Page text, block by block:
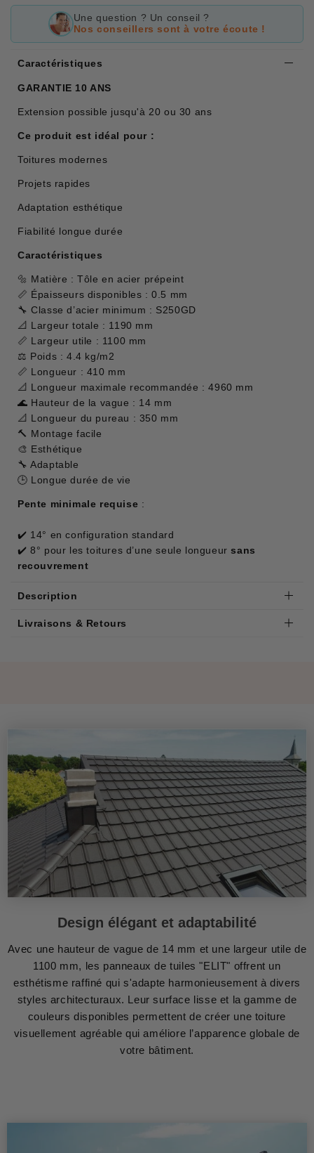
Une question ? Un conseil ?
Nos conseillers sont à votre écoute !
Caractéristiques
GARANTIE 10 ANS
Extension possible jusqu'à 20 ou 30 ans
Ce produit est idéal pour :
Toitures modernes
Projets rapides
Adaptation esthétique
Fiabilité longue durée
Caractéristiques
🔩 Matière : Tôle en acier prépeint
📏 Épaisseurs disponibles : 0.5 mm
🔧 Classe d’acier minimum : S250GD
📐 Largeur totale : 1190 mm
📏 Largeur utile : 1100 mm
⚖ Poids : 4.4 kg/m2
📏 Longueur : 410 mm
📐 Longueur maximale recommandée : 4960 mm
🌊 Hauteur de la vague : 14 mm
📐 Longueur du pureau : 350 mm
🔨 Montage facile
🎨 Esthétique
🔧 Adaptable
🕒 Longue durée de vie
Pente minimale requise :
✔️ 14° en configuration standard
✔️ 8° pour les toitures d’une seule longueursans
recouvrement
Description
Livraisons & Retours
Design élégant et adaptabilité
Avec une hauteur de vague de 14 mm et une largeur utile de
1100 mm, les panneaux de tuiles "ELIT" offrent un
esthétisme raffiné qui s'adapte harmonieusement à divers
styles architecturaux. Leur surface lisse et la gamme de
couleurs disponibles permettent de créer une toiture
visuellement agréable qui améliore l’apparence globale de
votre bâtiment.